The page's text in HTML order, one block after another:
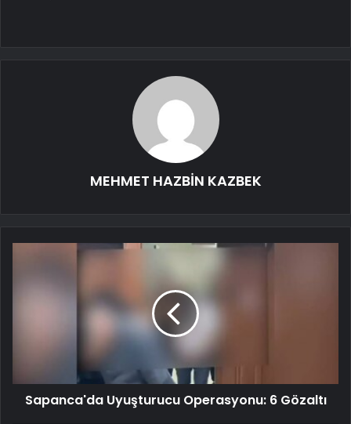
MEHMET HAZBİN KAZBEK
Sapanca'da Uyuşturucu Operasyonu: 6 Gözaltı